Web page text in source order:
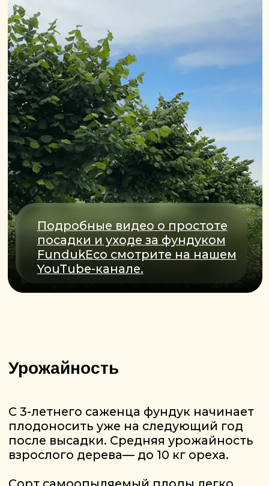
в пироги, кексы, печенье,
батончики, домашние торты.
Орех придаёт изделиям ореховую
сладость и лёгкий хруст.
Сыры и вина– орех идеально
сочетается с мягкими
и сливочными сырами, особенно
козьими и бри. Вместе с бокалом
лёгкого вина это превращается
в изысканную закуску.
Салаты и закуски– целые ядра или
дроблёный фундук отлично
подходят к овощным и фруктовым
салатам, добавляют
ингредиентов в протеиновых и
фитнес-батончиках
ИДЕИ И РЕЦЕПТЫ СМОТРИТЕ В
НАШЕМ INSTAGRAM FUNDUKECO.